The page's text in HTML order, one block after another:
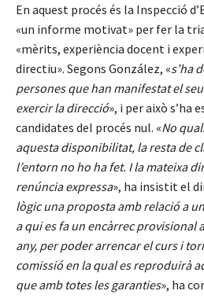
En aquest procés és la Inspecció
«un informe motivat» per fer la
«mèrits, experiència docent i
directiu». Segons González, «s’ha
persones que han manifestat el
exercir la direcció», i per això s’ha
candidates del procés nul. «No
aquesta disponibilitat, la resta de
l’entorn no ho ha fet. I la mateixa
renúncia expressa», ha insistit el
lògic una proposta amb relació a
a qui es fa un encàrrec provisional
any, per poder arrencar el curs i
comissió en la qual es reproduirà
que amb totes les garanties», ha